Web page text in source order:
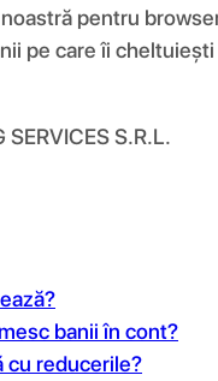
pentru
pe care îi
S.R.L.
banii în cont?
cu reducerile?